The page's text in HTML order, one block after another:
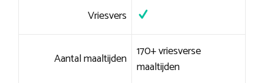
Vriesvers
Aantal maaltijden 170+ vriesverse
maaltijden